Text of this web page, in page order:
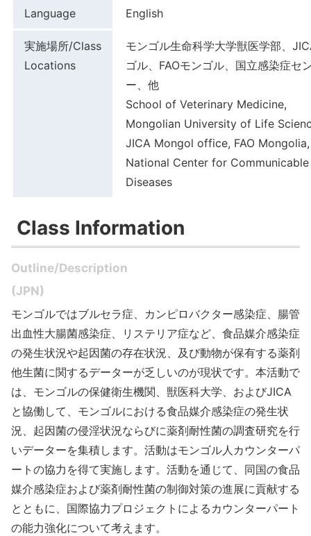
Language English
実施場所/Class
Locations
モンゴル生命科学大学獣医学部、
ゴル、FAOモンゴル、国立感染症セ
ー、他
School of Veterinary Medicine,
Mongolian University of Life
JICA Mongol office, FAO Mongolia,
National Center for Communicable
Diseases
Class Information
Outline/Description
(JPN)
モンゴルではブルセラ症、カンピロバクター感染症、腸管
出血性大腸菌感染症、リステリア症など、食品媒介感染症
の発生状況や起因菌の存在状況、及び動物が保有する薬剤
他生菌に関するデーターが乏しいのが現状です。本活動で
は、モンゴルの保健衛生機関、獣医科大学、およびJICA
と協働して、モンゴルにおける食品媒介感染症の発生状
況、起因菌の侵淫状況ならびに薬剤耐性菌の調査研究を行
いデーターを集積します。活動はモンゴル人カウンターパ
ートの協力を得て実施します。活動を通じて、同国の食品
媒介感染症および薬剤耐性菌の制御対策の進展に貢献する
とともに、国際協力プロジェクトによるカウンターパート
の能力強化について考えます。